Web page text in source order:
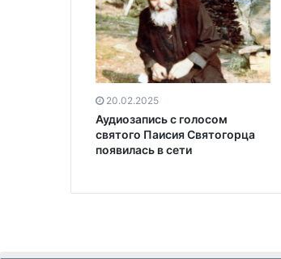
20.02.2025
Аудиозапись с голосом
святого Паисия Святогорца
появилась в сети